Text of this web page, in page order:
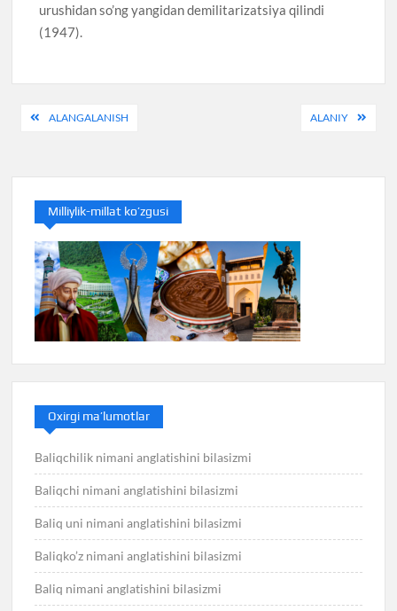
urushidan so’ng yangidan demilitarizatsiya qilindi
(1947).
PostALANGALANISH ALANIY
Milliylik-millat ko’zgusi
Oxirgi ma’lumotlar
Baliqchilik nimani anglatishini bilasizmi
Baliqchi nimani anglatishini bilasizmi
Baliq uni nimani anglatishini bilasizmi
Baliqko’z nimani anglatishini bilasizmi
Baliq nimani anglatishini bilasizmi